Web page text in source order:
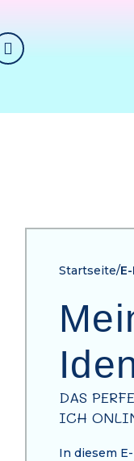
Startseite
DAS
ICH
In diesem